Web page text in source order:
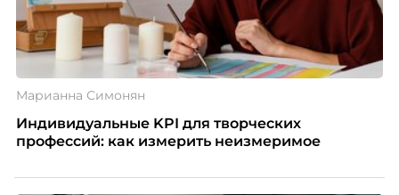
Марианна Симонян
Индивидуальные KPI для творческих
профессий: как измерить неизмеримое